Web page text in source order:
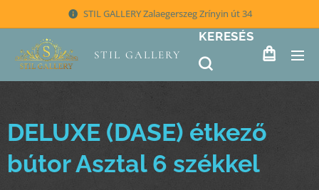
STIL GALLERY Zalaegerszeg Zrínyin út 34
STIL GALLERY
KERESÉS
DELUXE (DASE) étkező
bútor Asztal 6 székkel